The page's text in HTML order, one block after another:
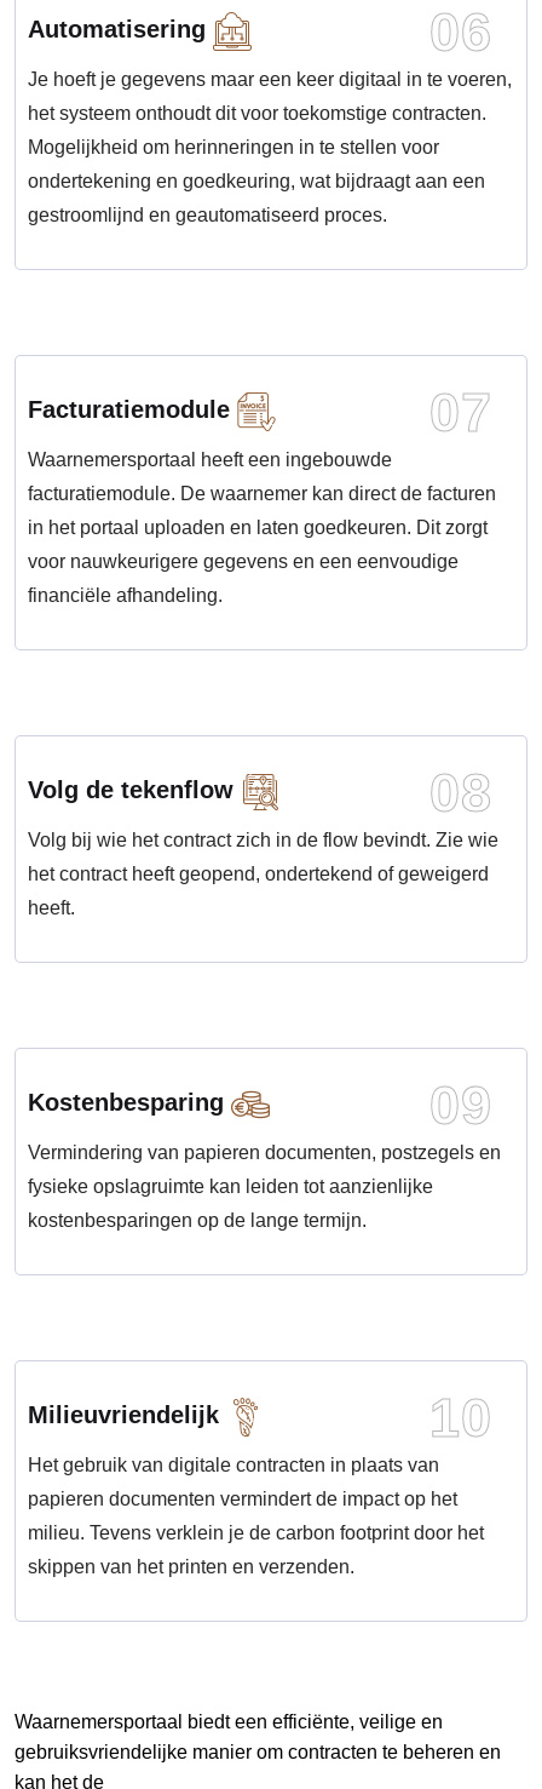
06
Automatisering
Je hoeft je gegevens maar een keer digitaal in te voeren,
het systeem onthoudt dit voor toekomstige contracten.
Mogelijkheid om herinneringen in te stellen voor
ondertekening en goedkeuring, wat bijdraagt aan een
gestroomlijnd en geautomatiseerd proces.
07
Facturatiemodule
Waarnemersportaal heeft een ingebouwde
facturatiemodule. De waarnemer kan direct de facturen
in het portaal uploaden en laten goedkeuren. Dit zorgt
voor nauwkeurigere gegevens en een eenvoudige
financiële afhandeling.
08
Volg de tekenflow
Volg bij wie het contract zich in de flow bevindt. Zie wie
het contract heeft geopend, ondertekend of geweigerd
heeft.
09
Kostenbesparing
Vermindering van papieren documenten, postzegels en
fysieke opslagruimte kan leiden tot aanzienlijke
kostenbesparingen op de lange termijn.
10
Milieuvriendelijk
Het gebruik van digitale contracten in plaats van
papieren documenten vermindert de impact op het
milieu. Tevens verklein je de carbon footprint door het
skippen van het printen en verzenden.
Waarnemersportaal biedt een efficiënte, veilige en
gebruiksvriendelijke manier om contracten te beheren en
kan het de